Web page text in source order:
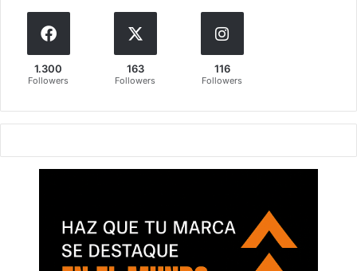
1.300
Followers
163
Followers
116
Followers